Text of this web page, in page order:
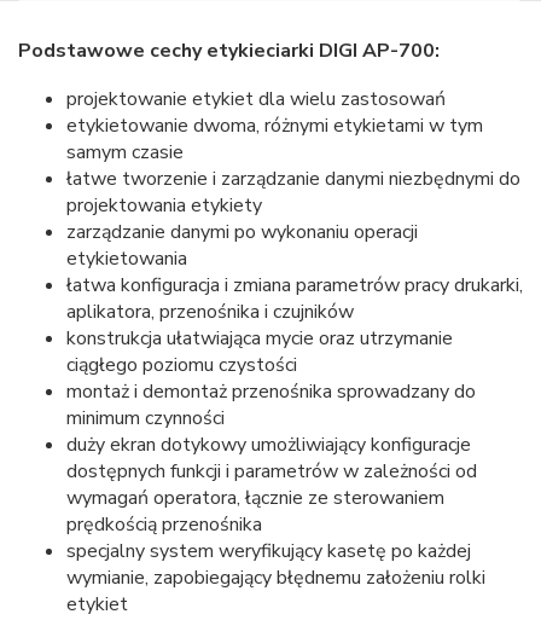
Podstawowe cechy etykieciarki DIGI AP-700:
projektowanie etykiet dla wielu zastosowań
etykietowanie dwoma, różnymi etykietami w tym
samym czasie
łatwe tworzenie i zarządzanie danymi niezbędnymi do
projektowania etykiety
zarządzanie danymi po wykonaniu operacji
etykietowania
łatwa konfiguracja i zmiana parametrów pracy drukarki,
aplikatora, przenośnika i czujników
konstrukcja ułatwiająca mycie oraz utrzymanie
ciągłego poziomu czystości
montaż i demontaż przenośnika sprowadzany do
minimum czynności
duży ekran dotykowy umożliwiający konfiguracje
dostępnych funkcji i parametrów w zależności od
wymagań operatora, łącznie ze sterowaniem
prędkością przenośnika
specjalny system weryfikujący kasetę po każdej
wymianie, zapobiegający błędnemu założeniu rolki
etykiet